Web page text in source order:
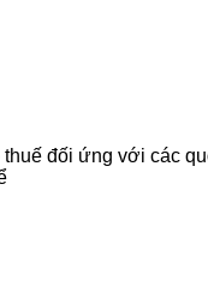
đối ứng với các